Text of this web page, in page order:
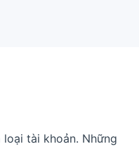
tài khoản. Những